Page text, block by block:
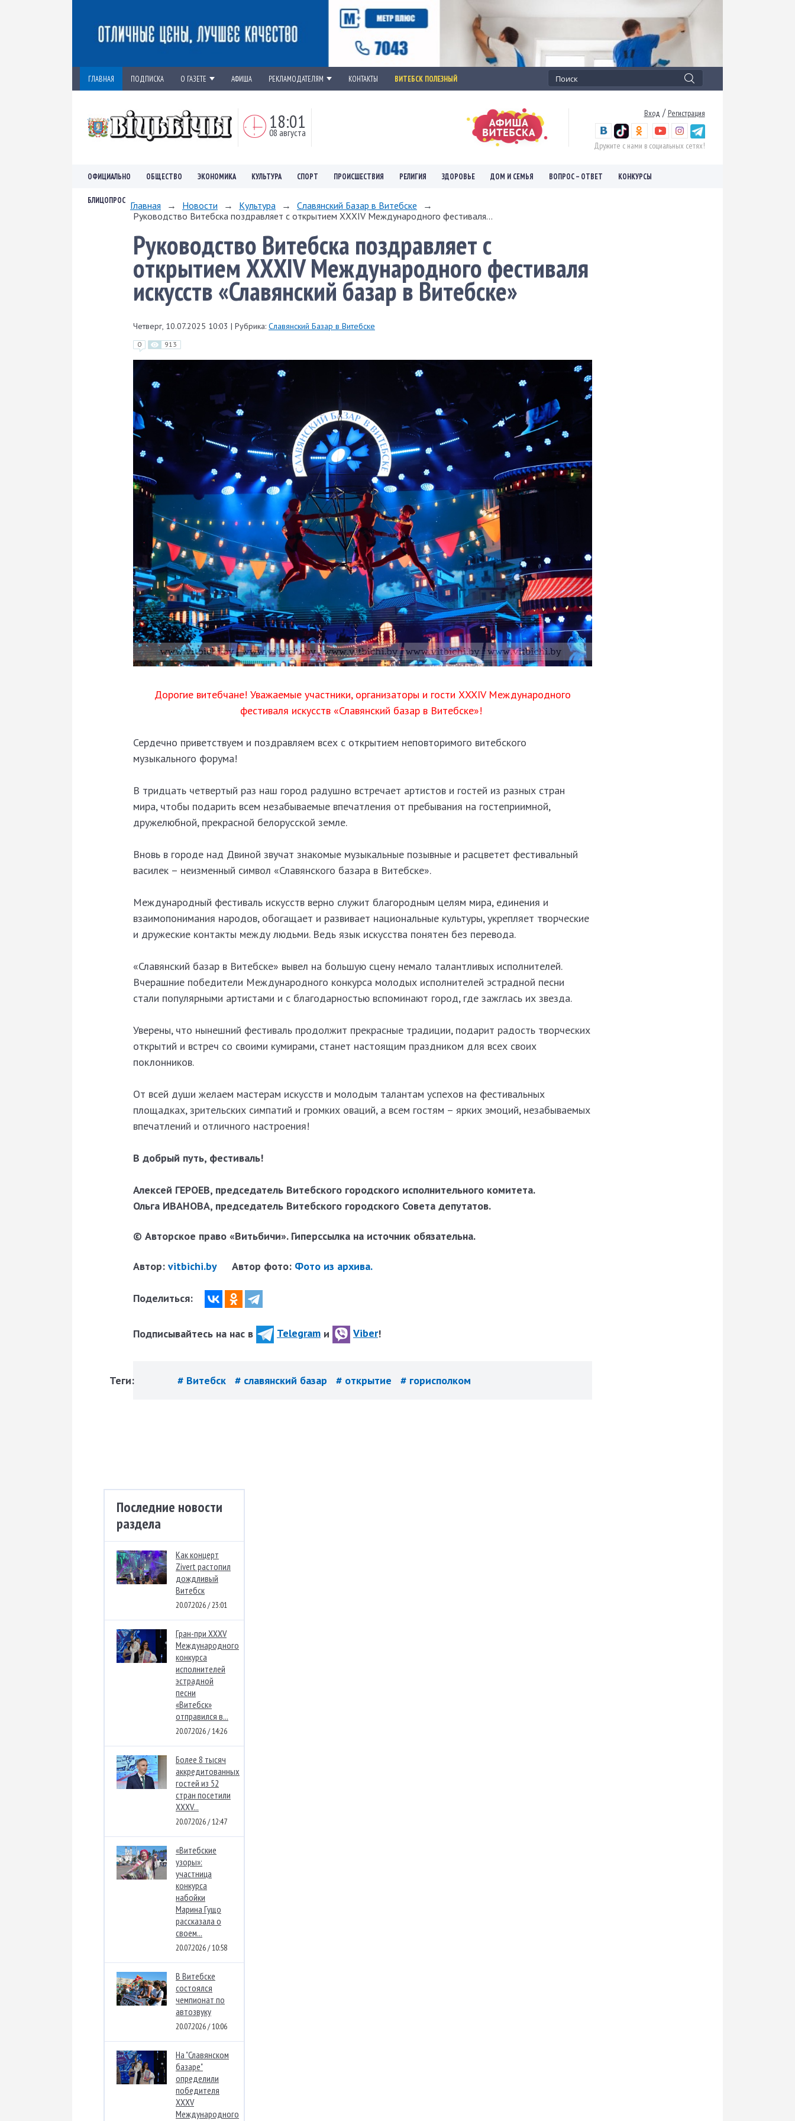
ГЛАВНАЯ ПОДПИСКА О ГАЗЕТЕ АФИША РЕКЛАМОДАТЕЛЯМ КОНТАКТЫ ВИТЕБСК ПОЛЕЗНЫЙ
18:01
08 августа
Вход / Регистрация
Дружите с нами в социальных сетях!
ОФИЦИАЛЬНО ОБЩЕСТВО ЭКОНОМИКА КУЛЬТУРА СПОРТ ПРОИСШЕСТВИЯ РЕЛИГИЯ ЗДОРОВЬЕ ДОМ И СЕМЬЯ ВОПРОС – ОТВЕТ КОНКУРСЫ
БЛИЦОПРОС Главная → Новости → Культура → Славянский Базар в Витебске
→
Руководство Витебска поздравляет с открытием ХХХІV Международного фестиваля...
Руководство Витебска поздравляет с
открытием ХХХІV Международного фестиваля
искусств «Славянский базар в Витебске»
Четверг, 10.07.2025 10:03 | Рубрика: Славянский Базар в Витебске
0 913
Дорогие витебчане! Уважаемые участники, организаторы и гости ХXXIV Международного
фестиваля искусств «Славянский базар в Витебске»!
Сердечно приветствуем и поздравляем всех с открытием неповторимого витебского
музыкального форума!
В тридцать четвертый раз наш город радушно встречает артистов и гостей из разных стран
мира, чтобы подарить всем незабываемые впечатления от пребывания на гостеприимной,
дружелюбной, прекрасной белорусской земле.
Вновь в городе над Двиной звучат знакомые музыкальные позывные и расцветет фестивальный
василек – неизменный символ «Славянского базара в Витебске».
Международный фестиваль искусств верно служит благородным целям мира, единения и
взаимопонимания народов, обогащает и развивает национальные культуры, укрепляет творческие
и дружеские контакты между людьми. Ведь язык искусства понятен без перевода.
«Славянский базар в Витебске» вывел на большую сцену немало талантливых исполнителей.
Вчерашние победители Международного конкурса молодых исполнителей эстрадной песни
стали популярными артистами и с благодарностью вспоминают город, где зажглась их звезда.
Уверены, что нынешний фестиваль продолжит прекрасные традиции, подарит радость творческих
открытий и встреч со своими кумирами, станет настоящим праздником для всех своих
поклонников.
От всей души желаем мастерам искусств и молодым талантам успехов на фестивальных
площадках, зрительских симпатий и громких оваций, а всем гостям – ярких эмоций, незабываемых
впечатлений и отличного настроения!
В добрый путь, фестиваль!
Алексей ГЕРОЕВ, председатель Витебского городского исполнительного комитета.
Ольга ИВАНОВА, председатель Витебского городского Совета депутатов.
© Авторское право «Витьбичи». Гиперссылка на источник обязательна.
Автор: vitbichi.by Автор фото: Фото из архива.
Поделиться:
Подписывайтесь на нас в Telegram и Viber!
Теги: # Витебск # славянский базар # открытие # горисполком
Последние новости
раздела
Как концерт
Zivert растопил
дождливый
Витебск
20.07.2026 / 23:01
Гран-при XXXV
Международного
конкурса
исполнителей
эстрадной
песни
«Витебск»
отправился в...
20.07.2026 / 14:26
Более 8 тысяч
аккредитованных
гостей из 52
стран посетили
XXXV...
20.07.2026 / 12:47
«Витебские
узоры»:
участница
конкурса
набойки
Марина Гущо
рассказала о
своем...
20.07.2026 / 10:58
В Витебске
состоялся
чемпионат по
автозвуку
20.07.2026 / 10:06
На "Славянском
базаре"
определили
победителя
XXXV
Международного